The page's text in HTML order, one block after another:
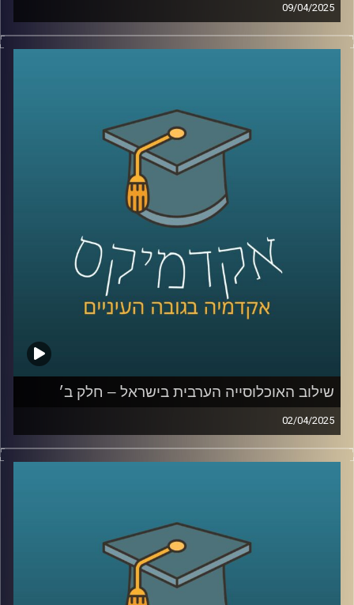
09/04/2025
בפרק הקודם דיברנו על מוביליות חברתית, השכלה, מי הולך
ללמוד יותר גברים ערביים או נשים ערביות, למה פעם גבריים
ולמה האוכלוסייה הערבית לא יודעת עברית?
בפרק הזה נדבר יותר על אלימות ופשיעה בחברה הערבית, מה
קרה בקורונה, למה אין מהומות כמו שהיו בשומר החומות,
תופעת הצעירים חסרי המעש , מה צריך לקרות כדי להתחיל שיח
בין האוכלוסיות השונות והאם יש מקום לאופטימיות בעתיד?
שוב איתנו לפרק האחרון בסדרה ד״ר מריאן תחאוכו, חוקרת
בכירה במכון אהרן למדיניות כלכלית בבית ספר טיומקין
לכלכלה – אוניברסיטת רייכמן, ועומדת בראש המרכז לחברה
שילוב האוכלוסייה הערבית בישראל – חלק ב׳
02/04/2025
בפרק הקודם דיברנו קצת על אוכלוסיות בישראל, איך מחלקים
לאוכלוסיות, למה בכלל שווה להשקיע באוכלוסייה הערבית
הערבית אל מול החברה הכללית גדולים?
בפרק הזה נדבר יותר על מוביליות חברתית, השכלה, מי הולך
ללמוד יותר גברים ערביים או נשים ערביות, למה פעם גבריים
ערביים למדו יותר והיום פחות, מהי החלטת החומש לחברה